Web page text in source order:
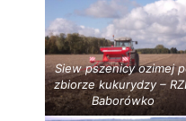
Siew pszenicy ozimej
zbiorze kukurydzy –
Baborówko